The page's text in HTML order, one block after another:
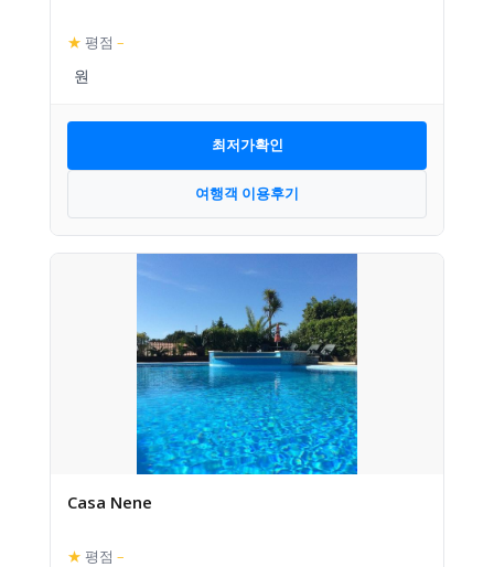
★ 평점 –
최저가확인
여행객 이용후기
Casa Nene
★ 평점 –